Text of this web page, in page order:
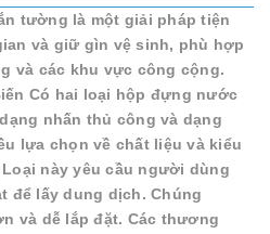
tường là một giải pháp tiện
và giữ gìn vệ sinh, phù hợp
và các khu vực công cộng.
Có hai loại hộp đựng nước
nhấn thủ công và dạng
lựa chọn về chất liệu và kiểu
này yêu cầu người dùng
để lấy dung dịch. Chúng
và dễ lắp đặt. Các thương